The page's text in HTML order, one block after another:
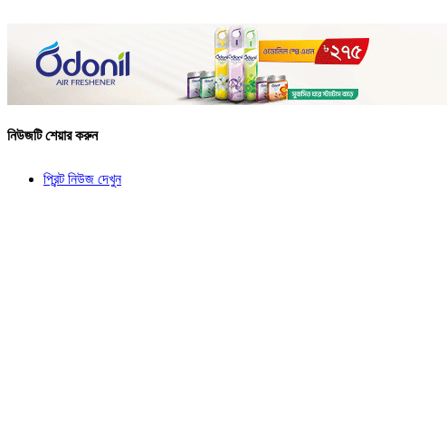
নিউজটি শেয়ার করুন
প্রিন্ট নিউজ দেখুন